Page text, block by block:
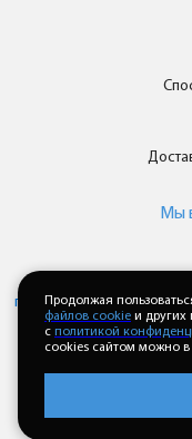
Мы
персональных данныхи
когда оставляете
Продолжая
файлов cookie и других
с политикой
cookies сайтом можно в